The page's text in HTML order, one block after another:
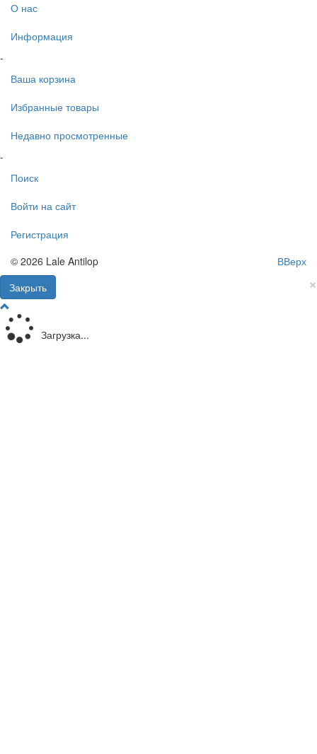
О нас
Информация
-
Ваша корзина
Избранные товары
Недавно просмотренные
-
Поиск
Войти на сайт
Регистрация
ВВерх
© 2026 Lale Antilop
×
Закрыть
Загрузка...